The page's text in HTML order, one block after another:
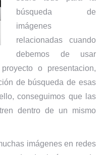
búsqueda de
imágenes
relacionadas cuando
debemos de usar
o presentacion,
de búsqueda de esas
conseguimos que las
dentro de un mismo
imágenes en redes